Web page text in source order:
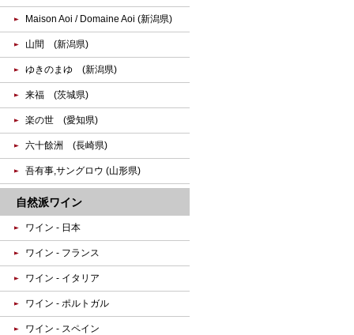
Maison Aoi / Domaine Aoi (新潟県)
山間 (新潟県)
ゆきのまゆ (新潟県)
来福 (茨城県)
楽の世 (愛知県)
六十餘洲 (長崎県)
吾有事,サングロウ (山形県)
自然派ワイン
ワイン - 日本
ワイン - フランス
ワイン - イタリア
ワイン - ポルトガル
ワイン - スペイン